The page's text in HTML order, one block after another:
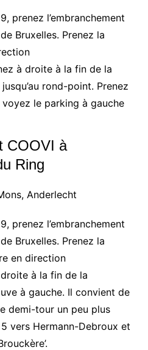
prenez l’embranchement
Bruxelles. Prenez la
à droite à la fin de la
rond-point. Prenez
le parking à gauche
COOVI à
Ring
Anderlecht
prenez l’embranchement
Bruxelles. Prenez la
en direction
droite à la fin de la
à gauche. Il convient de
demi-tour un peu plus
vers Hermann-Debroux et